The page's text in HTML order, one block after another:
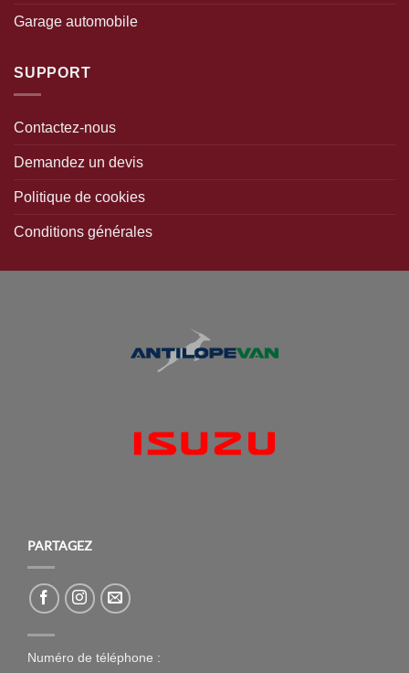
Garage automobile
SUPPORT
Contactez-nous
Demandez un devis
Politique de cookies
Conditions générales
PARTAGEZ
Numéro de téléphone :